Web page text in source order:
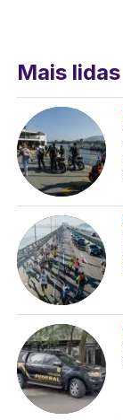
Mais lidas